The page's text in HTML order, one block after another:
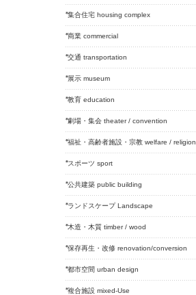
集合住宅 housing complex
商業 commercial
交通 transportation
展示 museum
教育 education
劇場・集会 theater / convention
福祉・高齢者施設・宗教 welfare / religion
スポーツ sport
公共建築 public building
ランドスケープ Landscape
木造・木質 timber / wood
保存再生・改修 renovation/conversion
都市空間 urban design
複合施設 mixed-Use